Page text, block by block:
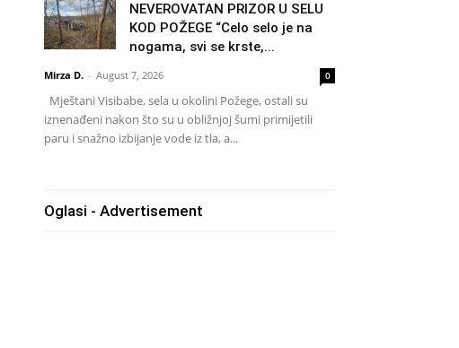
NEVEROVATAN PRIZOR U SELU
KOD POŽEGE “Celo selo je na
nogama, svi se krste,...
Mirza D. - August 7, 2026 0
Mještani Visibabe, sela u okolini Požege, ostali su
iznenađeni nakon što su u obližnjoj šumi primijetili
paru i snažno izbijanje vode iz tla, a...
Oglasi - Advertisement